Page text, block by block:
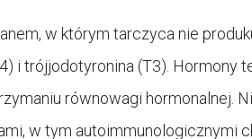
w którym tarczyca nie
i trójjodotyronina (T3). Hormony
równowagi hormonalnej.
w tym autoimmunologicznymi